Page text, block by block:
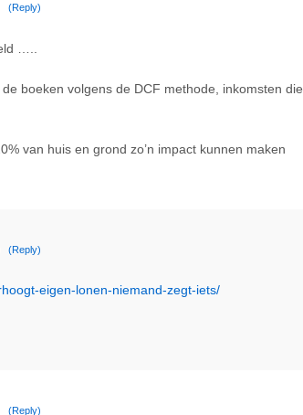
(Reply)
…..
boeken volgens de DCF methode, inkomsten die
van huis en grond zo’n impact kunnen maken
(Reply)
eigen-lonen-niemand-zegt-iets/
(Reply)